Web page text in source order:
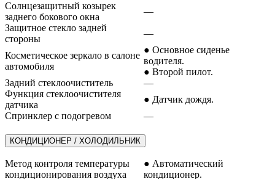
Солнцезащитный козырек
заднего бокового окна
—
Защитное стекло задней
стороны
—
Косметическое зеркало в салоне
автомобиля
● Основное сиденье
водителя.
● Второй пилот.
Задний стеклоочиститель
—
Функция стеклоочистителя
датчика
● Датчик дождя.
Спринклер с подогревом
—
КОНДИЦИОНЕР / ХОЛОДИЛЬНИК
Метод контроля температуры
кондиционирования воздуха
● Автоматический
кондиционер.